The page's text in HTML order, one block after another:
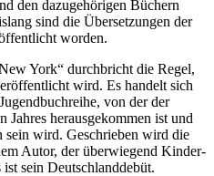
den dazugehörigen Büchern
sind die Übersetzungen der
worden.
York“ durchbricht die Regel,
wird. Es handelt sich
von der der
Jahres herausgekommen ist und
wird. Geschrieben wird die
Autor, der überwiegend Kinder-
sein Deutschlanddebüt.